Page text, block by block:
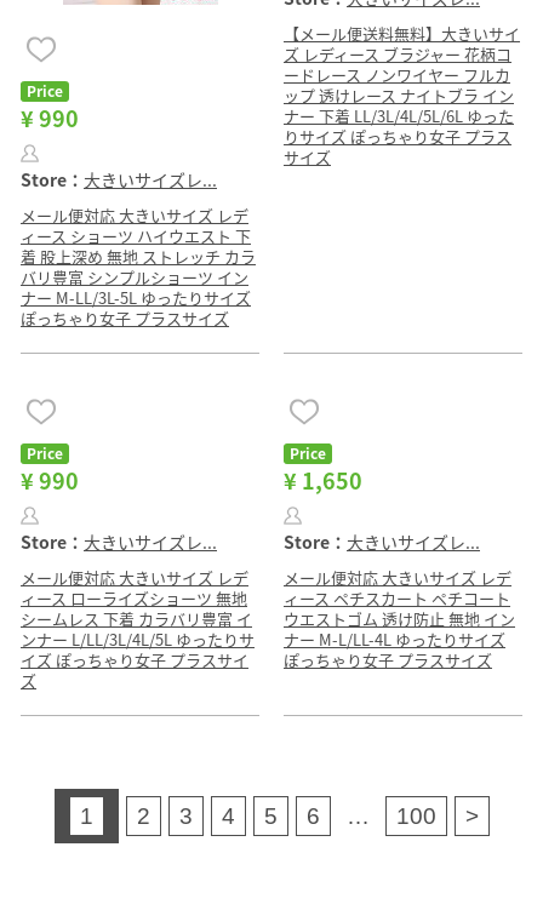
Price
¥ 990
Store： 大きいサイズレ...
メール便対応 大きいサイズ レデ
ィース ショーツ ハイウエスト 下
着 股上深め 無地 ストレッチ カラ
バリ豊富 シンプルショーツ イン
ナー M-LL/3L-5L ゆったりサイズ
ぽっちゃり女子 プラスサイズ
【メール便送料無料】大きいサイ
ズ レディース ブラジャー 花柄コ
ードレース ノンワイヤー フルカ
ップ 透けレース ナイトブラ イン
ナー 下着 LL/3L/4L/5L/6L ゆった
りサイズ ぽっちゃり女子 プラス
サイズ
Price
¥ 990
Store： 大きいサイズレ...
メール便対応 大きいサイズ レデ
ィース ローライズショーツ 無地
シームレス 下着 カラバリ豊富 イ
ンナー L/LL/3L/4L/5L ゆったりサ
イズ ぽっちゃり女子 プラスサイ
ズ
Price
¥ 1,650
Store： 大きいサイズレ...
メール便対応 大きいサイズ レデ
ィース ペチスカート ペチコート
ウエストゴム 透け防止 無地 イン
ナー M-L/LL-4L ゆったりサイズ
ぽっちゃり女子 プラスサイズ
1 2 3 4 5 6 … 100 >